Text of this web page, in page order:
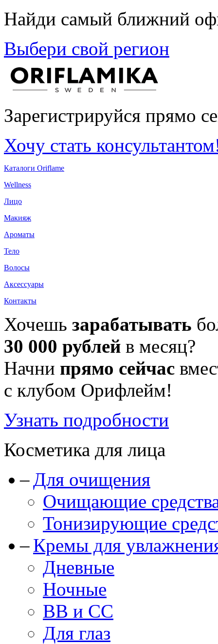
Найди самый ближний
Выбери свой регион
Зарегистрируйся прямо
Хочу стать
Каталоги Oriflame
Wellness
Лицо
Макияж
Ароматы
Тело
Волосы
Аксессуары
Контакты
Хочешь зарабатывать
30 000 рублей в месяц?
Начни прямо сейчас
с клубом Орифлейм!
Узнать подробности
Косметика для лица
Для очищения
Очищающие
Тонизирующие
Кремы для
Дневные
Ночные
BB и CC
Для глаз